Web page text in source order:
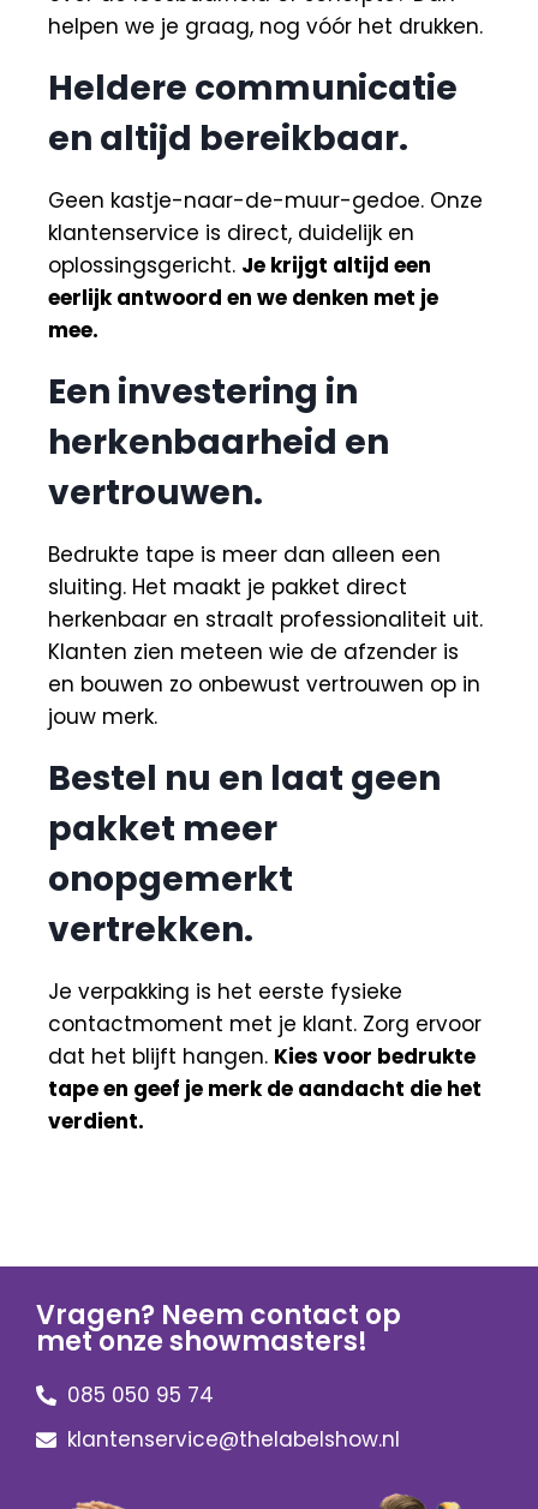
helpen we je graag, nog vóór het drukken.
Heldere communicatie
en altijd bereikbaar.
Geen kastje-naar-de-muur-gedoe. Onze
klantenservice is direct, duidelijk en
oplossingsgericht. Je krijgt altijd een
eerlijk antwoord en we denken met je
mee.
Een investering in
herkenbaarheid en
vertrouwen.
Bedrukte tape is meer dan alleen een
sluiting. Het maakt je pakket direct
herkenbaar en straalt professionaliteit uit.
Klanten zien meteen wie de afzender is
en bouwen zo onbewust vertrouwen op in
jouw merk.
Bestel nu en laat geen
pakket meer
onopgemerkt
vertrekken.
Je verpakking is het eerste fysieke
contactmoment met je klant. Zorg ervoor
dat het blijft hangen. Kies voor bedrukte
tape en geef je merk de aandacht die het
verdient.
Vragen? Neem contact op
met onze showmasters!
085 050 95 74
klantenservice@thelabelshow.nl